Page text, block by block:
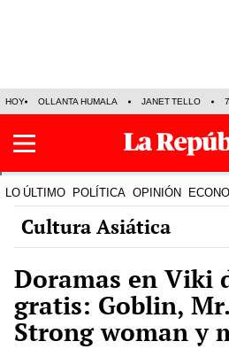
HOY OLLANTA HUMALA JANET TELLO
LO ÚLTIMO POLÍTICA OPINIÓN
Cultura Asiática
Doramas en Viki
gratis: Goblin,
Strong woman y